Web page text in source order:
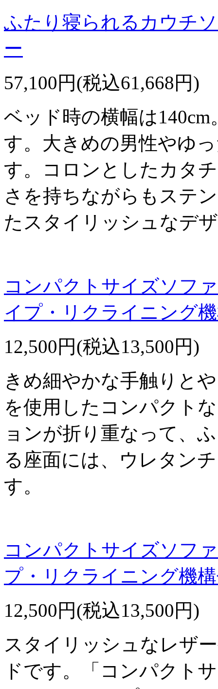
ふたり寝られるカウチ
ー
57,100円(税込61,668円)
ベッド時の横幅は
す。大きめの男性やゆ
す。コロンとしたカタ
さを持ちながらもステ
たスタイリッシュなデ
コンパクトサイズソフ
イプ・リクライニング
12,500円(税込13,500円)
きめ細やかな手触りと
を使用したコンパクト
ョンが折り重なって、
る座面には、ウレタン
す。
コンパクトサイズソフ
プ・リクライニング機
12,500円(税込13,500円)
スタイリッシュなレザ
ドです。「コンパクト